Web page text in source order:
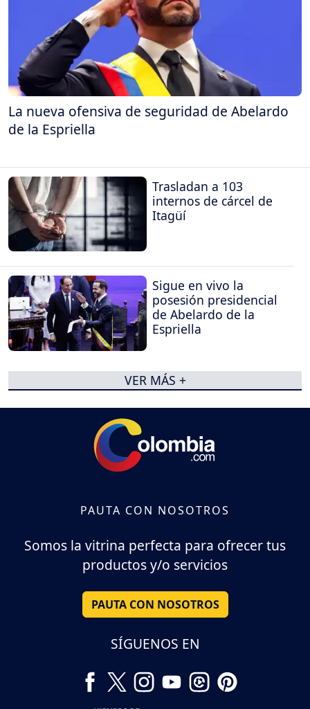
La nueva ofensiva de seguridad de Abelardo
de la Espriella
Trasladan a 103
internos de cárcel de
Itagüí
Sigue en vivo la
posesión presidencial
de Abelardo de la
Espriella
VER MÁS +
PAUTA CON NOSOTROS
Somos la vitrina perfecta para ofrecer tus
productos y/o servicios
PAUTA CON NOSOTROS
SÍGUENOS EN